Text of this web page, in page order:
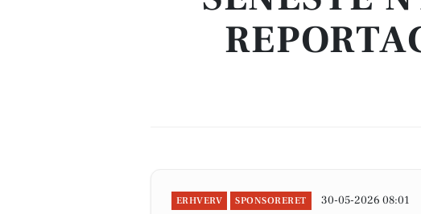
ERHVERV SPONSORERET 30-05-2026 08:01